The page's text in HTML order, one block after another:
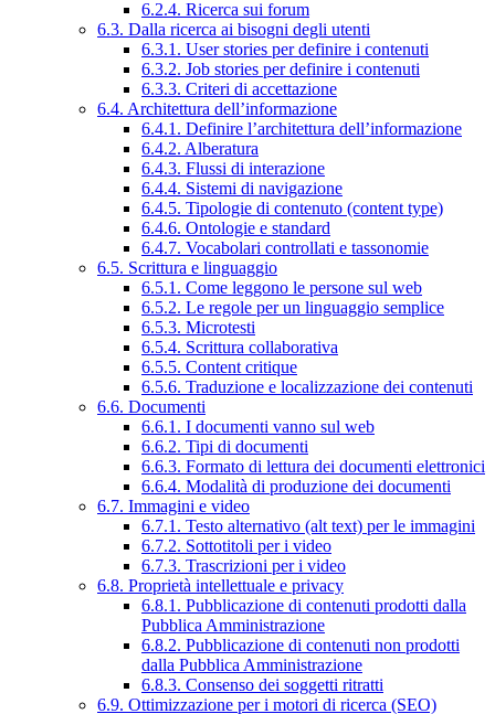
6.2.4. Ricerca sui forum
6.3. Dalla ricerca ai bisogni degli utenti
6.3.1. User stories per definire i contenuti
6.3.2. Job stories per definire i contenuti
6.3.3. Criteri di accettazione
6.4. Architettura dell’informazione
6.4.1. Definire l’architettura dell’informazione
6.4.2. Alberatura
6.4.3. Flussi di interazione
6.4.4. Sistemi di navigazione
6.4.5. Tipologie di contenuto (content type)
6.4.6. Ontologie e standard
6.4.7. Vocabolari controllati e tassonomie
6.5. Scrittura e linguaggio
6.5.1. Come leggono le persone sul web
6.5.2. Le regole per un linguaggio semplice
6.5.3. Microtesti
6.5.4. Scrittura collaborativa
6.5.5. Content critique
6.5.6. Traduzione e localizzazione dei contenuti
6.6. Documenti
6.6.1. I documenti vanno sul web
6.6.2. Tipi di documenti
6.6.3. Formato di lettura dei documenti elettronici
6.6.4. Modalità di produzione dei documenti
6.7. Immagini e video
6.7.1. Testo alternativo (alt text) per le immagini
6.7.2. Sottotitoli per i video
6.7.3. Trascrizioni per i video
6.8. Proprietà intellettuale e privacy
6.8.1. Pubblicazione di contenuti prodotti dalla
Pubblica Amministrazione
6.8.2. Pubblicazione di contenuti non prodotti
dalla Pubblica Amministrazione
6.8.3. Consenso dei soggetti ritratti
6.9. Ottimizzazione per i motori di ricerca (SEO)